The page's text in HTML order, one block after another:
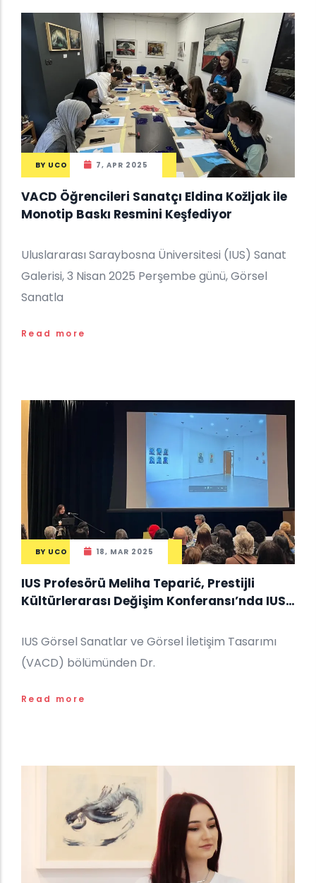
BY UCO 7, APR 2025
VACD Öğrencileri Sanatçı Eldina Kožljak ile
Monotip Baskı Resmini Keşfediyor
Uluslararası Saraybosna Üniversitesi (IUS) Sanat
Galerisi, 3 Nisan 2025 Perşembe günü, Görsel
Sanatla
Read more
BY UCO 18, MAR 2025
IUS Profesörü Meliha Teparić, Prestijli
Kültürlerarası Değişim Konferansı’nda IUS
IUS Görsel Sanatlar ve Görsel İletişim Tasarımı
(VACD) bölümünden Dr.
Read more